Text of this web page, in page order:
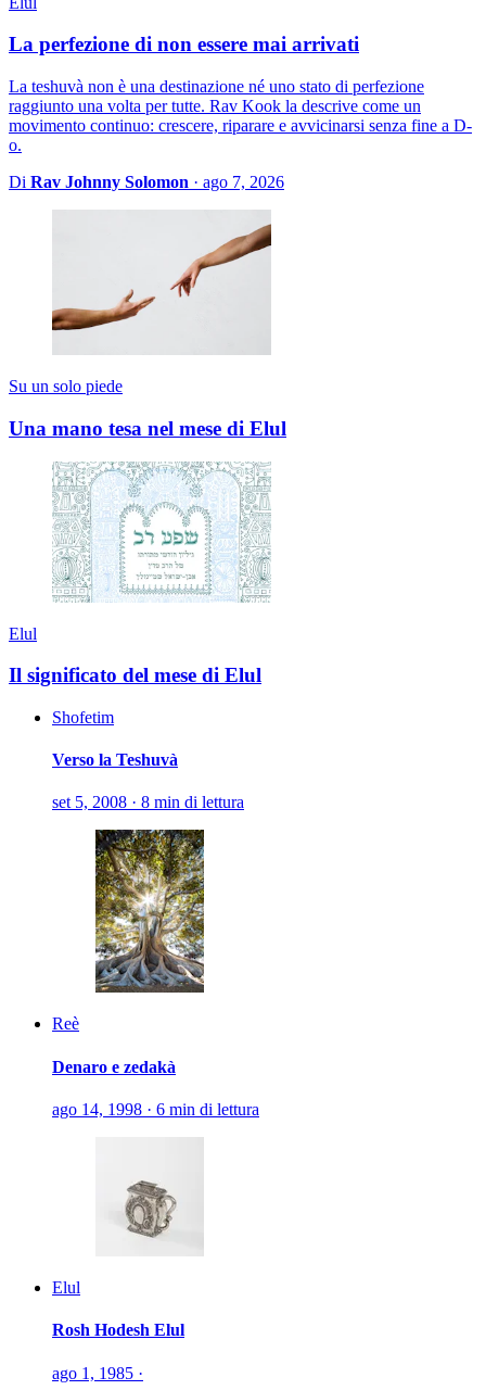
La perfezione di non essere mai arrivati
La teshuvà non è una destinazione né uno stato di perfezione
raggiunto una volta per tutte. Rav Kook la descrive come un
movimento continuo: crescere, riparare e avvicinarsi senza fine a D-
o.
Di Rav Johnny Solomon · ago 7, 2026
Su un solo piede
Una mano tesa nel mese di Elul
Elul
Il significato del mese di Elul
Shofetim
Verso la Teshuvà
set 5, 2008 · 8 min di lettura
Reè
Denaro e zedakà
ago 14, 1998 · 6 min di lettura
Elul
Rosh Hodesh Elul
ago 1, 1985 ·